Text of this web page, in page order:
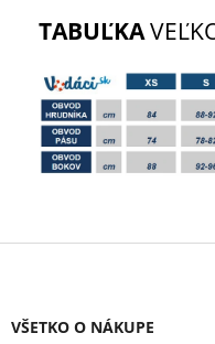
TABUĽKA
Z
VŠETKO O NÁKUPE